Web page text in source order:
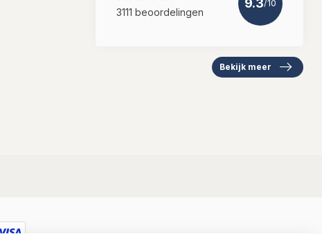
3111 beoordelingen
/10
Bekijk meer